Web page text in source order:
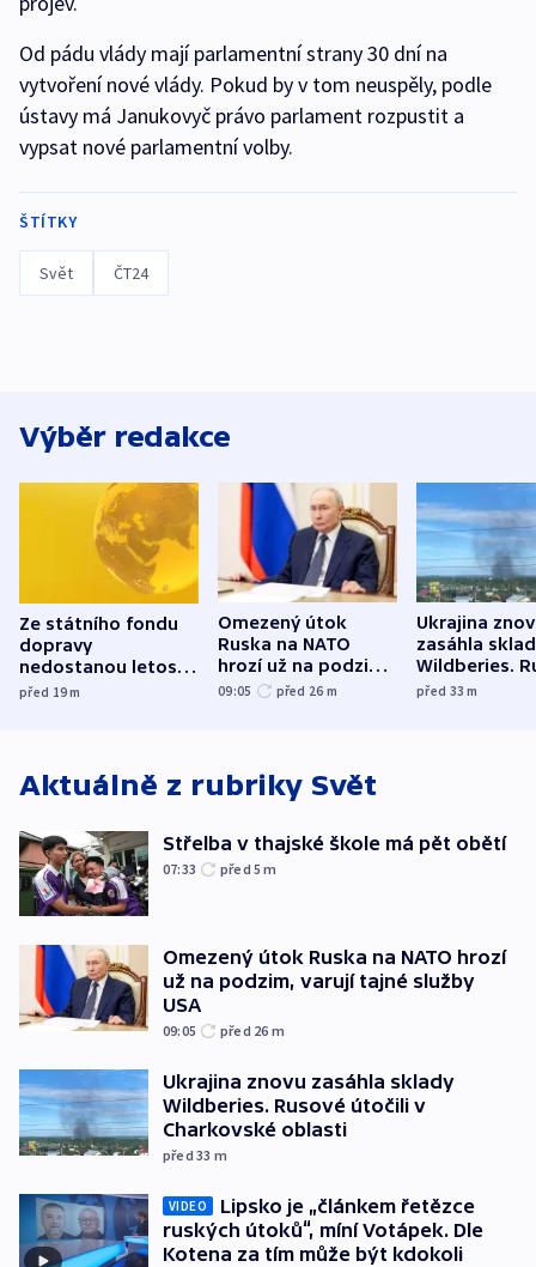
Od pádu vlády mají parlamentní strany 30 dní na
vytvoření nové vlády. Pokud by v tom neuspěly, podle
ústavy má Janukovyč právo parlament rozpustit a
vypsat nové parlamentní volby.
ŠTÍTKY
Svět ČT24
Výběr redakce
Ze státního fondu
dopravy
nedostanou letos
kraje na silnice ani
před 19m
Omezený útok
Ruska na NATO
hrozí už na podzim,
varují tajné služby
09:05 před 26 m
Ukrajina
zasáhla
Wildberies.
útočili v
před 33m
Aktuálně z rubriky Svět
Střelba v thajské škole má pět obětí
07:33 před 5m
Omezený útok Ruska na NATO hrozí
už na podzim, varují tajné služby
USA
09:05 před 26 m
Ukrajina znovu zasáhla sklady
Wildberies. Rusové útočili v
Charkovské oblasti
před 33 m
VIDEO
Lipsko je „článkem řetězce
ruských útoků“, míní Votápek. Dle
Kotena za tím může být kdokoli